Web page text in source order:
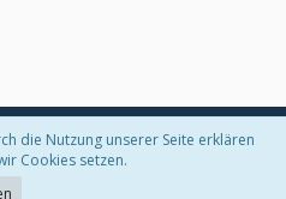
Impressum
die Nutzung unserer Seite erklären
Cookies setzen.